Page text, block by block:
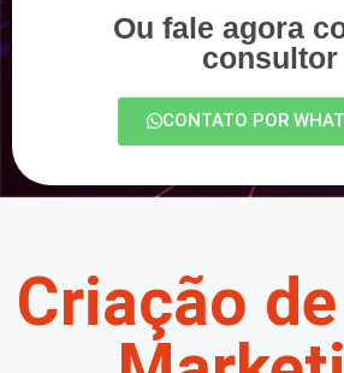
Ou fale agora
consultor
CONTATO POR
Criação